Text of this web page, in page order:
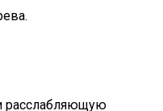
расслабляющую